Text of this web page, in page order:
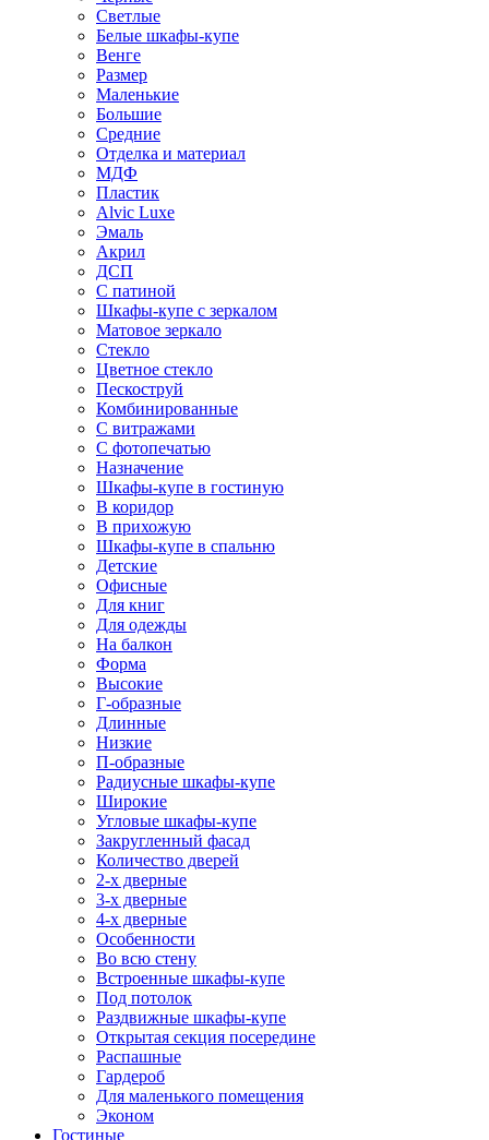
Светлые
Белые шкафы-купе
Венге
Размер
Маленькие
Большие
Средние
Отделка и материал
МДФ
Пластик
Alvic Luxe
Эмаль
Акрил
ДСП
С патиной
Шкафы-купе с зеркалом
Матовое зеркало
Стекло
Цветное стекло
Пескоструй
Комбинированные
С витражами
С фотопечатью
Назначение
Шкафы-купе в гостиную
В коридор
В прихожую
Шкафы-купе в спальню
Детские
Офисные
Для книг
Для одежды
На балкон
Форма
Высокие
Г-образные
Длинные
Низкие
П-образные
Радиусные шкафы-купе
Широкие
Угловые шкафы-купе
Закругленный фасад
Количество дверей
2-х дверные
3-х дверные
4-х дверные
Особенности
Во всю стену
Встроенные шкафы-купе
Под потолок
Раздвижные шкафы-купе
Открытая секция посередине
Распашные
Гардероб
Для маленького помещения
Эконом
Гостиные